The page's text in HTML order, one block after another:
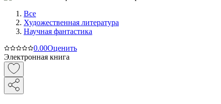
Все
Художественная литература
Научная фантастика
0.00Оценить
Электронная книга